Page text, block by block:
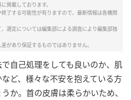
掲載しております。
了する可能性が有りますので、最新情報は各機関
選定については編集部による調査により編集部独
があり保証するものではありません。
自己処理をしても良いのか、肌
ど、様々な不安を抱えている方
か。首の皮膚は柔らかいため、